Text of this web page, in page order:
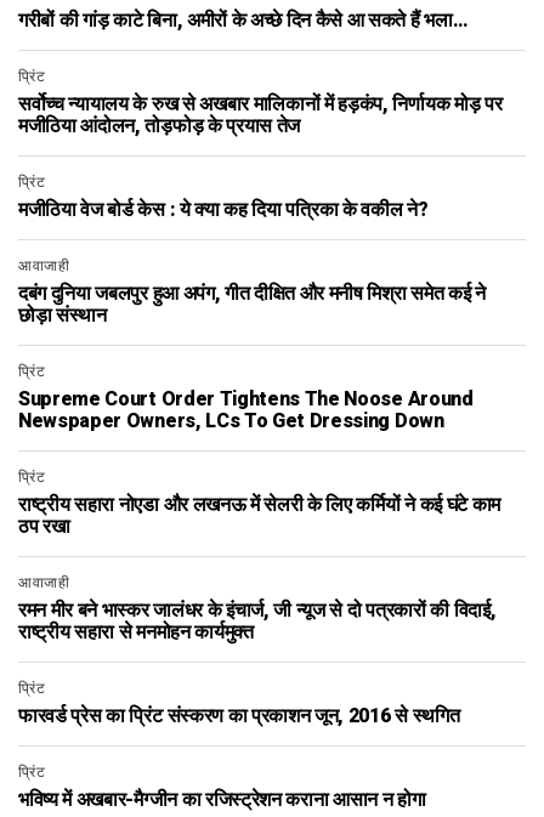
गरीबों की गांड़ काटे बिना, अमीरों के अच्छे दिन कैसे आ सकते हैं भला…
प्रिंट
सर्वोच्च न्यायालय के रुख से अखबार मालिकानों में हड़कंप, निर्णायक मोड़ पर
मजीठिया आंदोलन, तोड़फोड़ के प्रयास तेज
प्रिंट
मजीठिया वेज बोर्ड केस : ये क्या कह दिया पत्रिका के वकील ने?
आवाजाही
दबंग दुनिया जबलपुर हुआ अपंग, गीत दीक्षित और मनीष मिश्रा समेत कई ने
छोड़ा संस्थान
प्रिंट
Supreme Court Order Tightens The Noose Around
Newspaper Owners, LCs To Get Dressing Down
प्रिंट
राष्ट्रीय सहारा नोएडा और लखनऊ में सेलरी के लिए कर्मियों ने कई घंटे काम
ठप रखा
आवाजाही
रमन मीर बने भास्कर जालंधर के इंचार्ज, जी न्यूज से दो पत्रकारों की विदाई,
राष्ट्रीय सहारा से मनमोहन कार्यमुक्त
प्रिंट
फारवर्ड प्रेस का प्रिंट संस्‍करण का प्रकाशन जून, 2016 से स्‍थगित
प्रिंट
भविष्य में अखबार-मैग्जीन का रजिस्ट्रेशन कराना आसान न होगा